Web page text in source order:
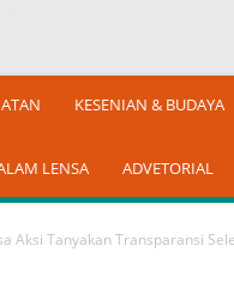
KESENIAN & BUDAYA
LENSA ADVETORIAL
Aksi Tanyakan Transparansi